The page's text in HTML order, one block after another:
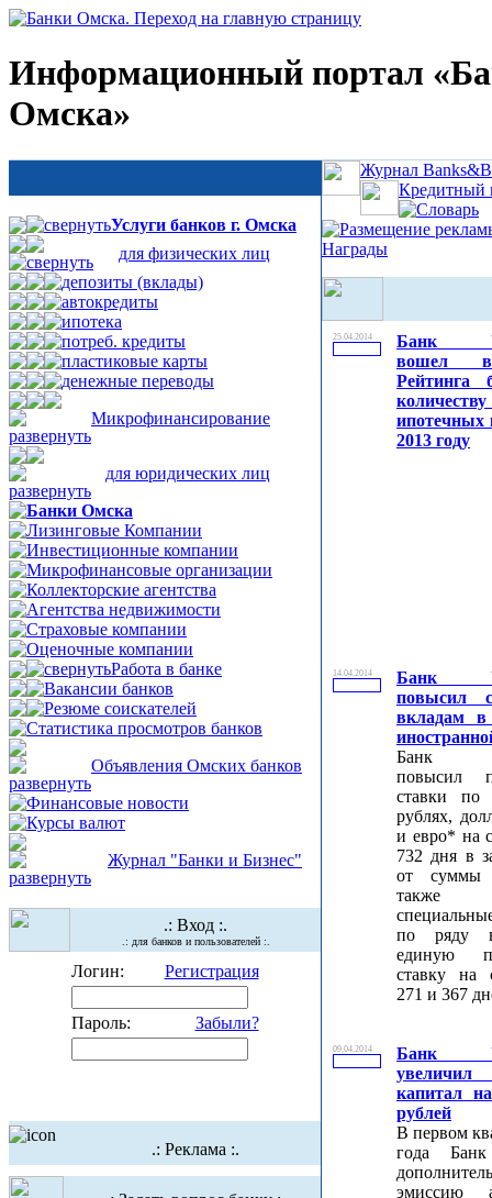
Информационный портал
Омска»
Услуги банков г. Омска
для физических лиц
депозиты (вклады)
автокредиты
ипотека
потреб. кредиты
пластиковые карты
денежные переводы
Микрофинансирование
для юридических лиц
Банки Омска
Лизинговые Компании
Инвестиционные компании
Микрофинансовые организации
Коллекторские агентства
Агентства недвижимости
Страховые компании
Оценочные компании
Работа в банке
Вакансии банков
Резюме соискателей
Статистика просмотров банков
Объявления Омских банков
Финансовые новости
Курсы валют
Журнал "Банки и Бизнес"
.: Вход :.
.: для банков и пользователей :.
Логин: Регистрация
Пароль: Забыли?
.: Реклама :.
Журнал
Кредитный
Словарь
Размещение
Награды
25.04.2014
Банк
вошел
Рейтинга
ипотечных
2013 году
14.04.2014
Банк
повысил
вкладам
Банк
повысил
ставки по
рублях,
и евро* на
732 дня в
от суммы
также
по ряду
единую
ставку на
271 и 367
09.04.2014
Банк
увеличил
капитал
рублей
В первом
года Банк
эмиссию